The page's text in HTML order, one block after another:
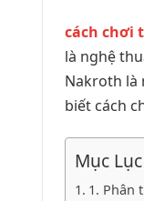
cách chơi
là nghệ
Nakroth là
biết cách
Mục Lục
1. Phân